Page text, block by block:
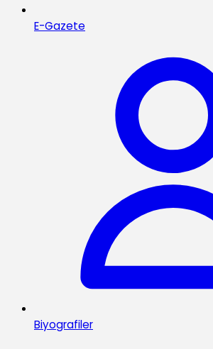
E-Gazete
Biyografiler